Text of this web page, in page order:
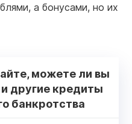
а бонусами, но их
можете ли вы
другие кредиты
банкротства